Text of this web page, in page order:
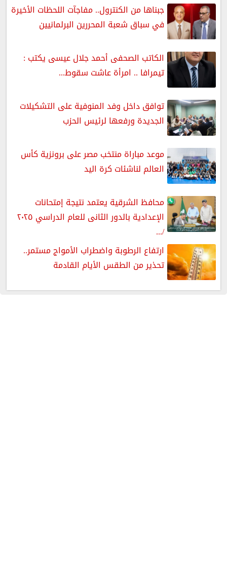
جبناها من الكنترول.. مفاجآت اللحظات الأخيرة
في سباق شعبة المحررين البرلمانيين
الكاتب الصحفى أحمد جلال عيسى يكتب :
تيمرافا .. امرأة عاشت سقوط...
توافق داخل وفد المنوفية على التشكيلات
الجديدة ورفعها لرئيس الحزب
موعد مباراة منتخب مصر على برونزية كأس
العالم لناشئات كرة اليد
محافظ الشرقية يعتمد نتيجة إمتحانات
الإعدادية بالدور الثانى للعام الدراسي ٢٠٢٥
/...
ارتفاع الرطوبة واضطراب الأمواج مستمر..
تحذير من الطقس الأيام القادمة